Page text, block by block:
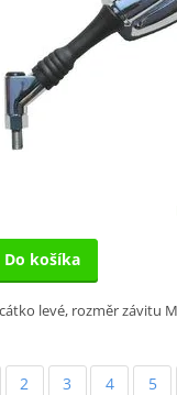
Do košíka
levé, rozměr závitu
2 3 4 5